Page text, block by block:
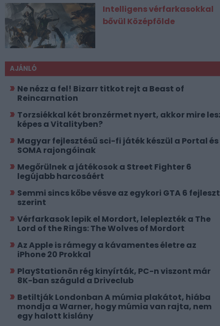
Intelligens vérfarkasokkal
bővül Középfölde
AJÁNLÓ
Ne nézz a fel! Bizarr titkot rejt a Beast of
Reincarnation
Torzsiékkal két bronzérmet nyert, akkor mire
képes a Vitalityben?
Magyar fejlesztésű sci-fi játék készül a Portal és
SOMA rajongóinak
Megőrülnek a játékosok a Street Fighter 6
legújabb harcosáért
Semmi sincs kőbe vésve az egykori GTA 6
szerint
Vérfarkasok lepik el Mordort, leleplezték a The
Lord of the Rings: The Wolves of Mordort
Az Apple is rámegy a kávamentes életre az
iPhone 20 Prokkal
PlayStationön rég kinyírták, PC-n viszont már
8K-ban száguld a Driveclub
Betiltják Londonban A múmia plakátot, hiába
mondja a Warner, hogy múmia van rajta, nem
egy halott kislány